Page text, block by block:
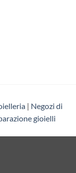
| Negozi di
gioielli